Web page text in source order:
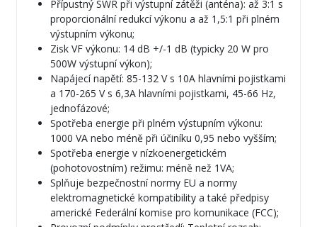
Přípustný SWR při výstupní zátěži (anténa): až 3:1 s
proporcionální redukcí výkonu a až 1,5:1 při plném
výstupním výkonu;
Zisk VF výkonu: 14 dB +/-1 dB (typicky 20 W pro
500W výstupní výkon);
Napájecí napětí: 85-132 V s 10A hlavními pojistkami
a 170-265 V s 6,3A hlavními pojistkami, 45-66 Hz,
jednofázové;
Spotřeba energie při plném výstupním výkonu:
1000 VA nebo méně při účiníku 0,95 nebo vyšším;
Spotřeba energie v nízkoenergetickém
(pohotovostním) režimu: méně než 1VA;
Splňuje bezpečnostní normy EU a normy
elektromagnetické kompatibility a také předpisy
americké Federální komise pro komunikace (FCC);